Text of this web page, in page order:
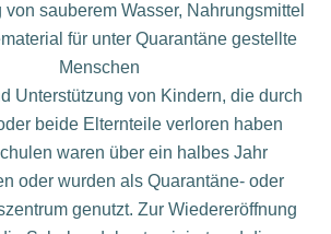
von sauberem Wasser, Nahrungsmittel
für unter Quarantäne gestellte
Menschen
Unterstützung von Kindern, die durch
beide Elternteile verloren haben
waren über ein halbes Jahr
oder wurden als Quarantäne- oder
genutzt. Zur Wiedereröffnung